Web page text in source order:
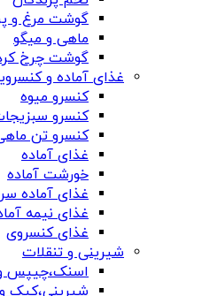
گوشت مرغ و
ماهی و میگو
گوشت چرخ
غذای آماده و
کنسرو میوه
کنسرو
کنسرو تن
غذای آماده
خورشت آماده
غذای آماده
غذای نیمه
غذای کنسروی
شیرینی و تنقلات
اسنک،چیپس
شیرینی،کیک